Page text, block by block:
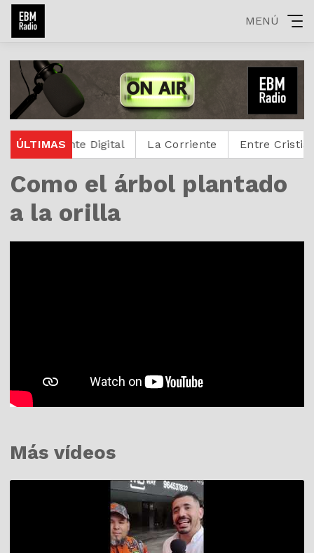
MENÚ
ÚLTIMASDigital La Corriente Entre Cristianos
Como el árbol plantado
a la orilla
Más vídeos